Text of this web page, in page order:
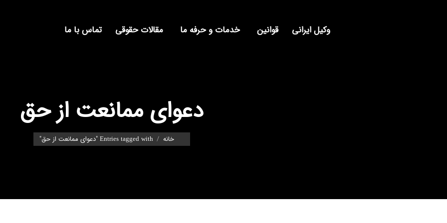
وکیل ایرانی قوانین خدمات و حرفه ما مقالات حقوقی تماس با ما
دعوای ممانعت از حق
You are here:
خانه Entries tagged with "دعوای ممانعت از حق"